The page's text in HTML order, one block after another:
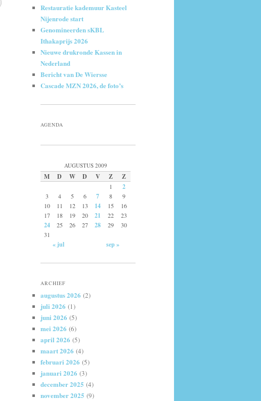
Restauratie kademuur Kasteel
Nijenrode start
Genomineerden sKBL
Ithakaprijs 2026
Nieuwe drukronde Kassen in
Nederland
Bericht van De Wiersse
Cascade MZN 2026, de foto’s
AGENDA
AUGUSTUS 2009
M D W D V Z Z
1 2
3 4 5 6 7 8
9
10
11 12 13 14 15
16
17
18 19 20 21 22 23
24 25 26 27 28 29
30
31
« jul sep »
ARCHIEF
augustus 2026 (2)
juli 2026 (1)
juni 2026 (5)
mei 2026 (6)
april 2026 (5)
maart 2026 (4)
februari 2026 (5)
januari 2026 (3)
december 2025 (4)
november 2025 (9)